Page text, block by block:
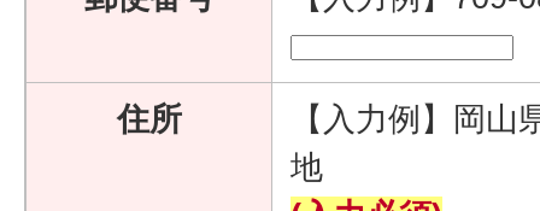
住所
【入力例】岡
地